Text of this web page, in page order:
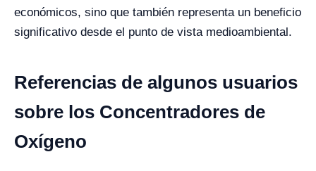
económicos, sino que también representa un beneficio
significativo desde el punto de vista medioambiental.
Referencias de algunos usuarios
sobre los Concentradores de
Oxígeno